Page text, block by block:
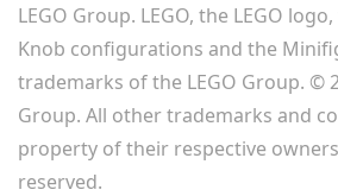
LEGO Group. LEGO, the LEGO
Knob configurations and the
trademarks of the LEGO Group. ©
Group. All other trademarks and
property of their respective
reserved.